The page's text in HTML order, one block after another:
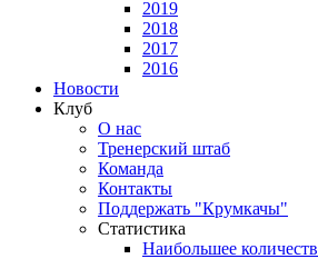
2019
2018
2017
2016
Новости
Клуб
О нас
Тренерский штаб
Команда
Контакты
Поддержать "Крумкачы"
Статистика
Наибольшее